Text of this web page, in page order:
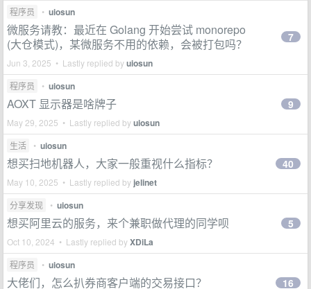
程序员 • uiosun
微服务请教：最近在 Golang 开始尝试 monorepo
(大仓模式)，某微服务不用的依赖，会被打包吗？
Jun 3, 2025 • Lastly replied byuiosun
7
程序员 • uiosun
AOXT 显示器是啥牌子
May 29, 2025 • Lastly replied byuiosun
9
生活 • uiosun
想买扫地机器人，大家一般重视什么指标？
May 10, 2025 • Lastly replied by jelinet
40
分享发现 • uiosun
想买阿里云的服务，来个兼职做代理的同学呗
Oct 10, 2024 • Lastly replied byXDiLa
5
程序员 • uiosun
大佬们，怎么扒券商客户端的交易接口？ 16